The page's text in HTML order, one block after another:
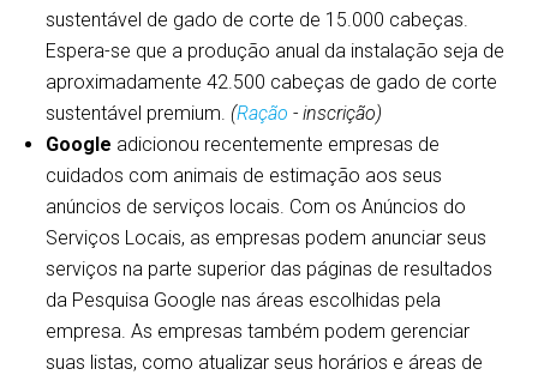
sustentável de gado de corte de 15.000 cabeças.
Espera-se que a produção anual da instalação seja de
aproximadamente 42.500 cabeças de gado de corte
sustentável premium. (Ração - inscrição)
Google adicionou recentemente empresas de
cuidados com animais de estimação aos seus
anúncios de serviços locais. Com os Anúncios do
Serviços Locais, as empresas podem anunciar seus
serviços na parte superior das páginas de resultados
da Pesquisa Google nas áreas escolhidas pela
empresa. As empresas também podem gerenciar
suas listas, como atualizar seus horários e áreas de